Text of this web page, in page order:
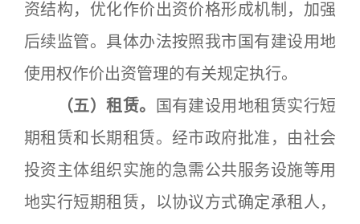
资结构，优化作价出资价格形成机制，加强
后续监管。具体办法按照我市国有建设用地
使用权作价出资管理的有关规定执行。
（五）租赁。
国有建设用地租赁实行短
期租赁和长期租赁。经市政府批准，由社会
投资主体组织实施的急需公共服务设施等用
地实行短期租赁，以协议方式确定承租人，